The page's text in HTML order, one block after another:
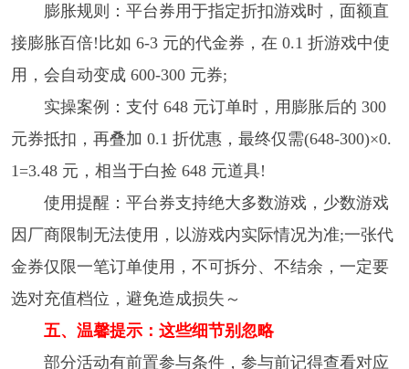
膨胀规则：平台券用于指定折扣游戏时，面额直
接膨胀百倍!比如 6-3 元的代金券，在 0.1 折游戏中使
用，会自动变成 600-300 元券;
实操案例：支付 648 元订单时，用膨胀后的 300
元券抵扣，再叠加 0.1 折优惠，最终仅需(648-300)×0.
1=3.48 元，相当于白捡 648 元道具!
使用提醒：平台券支持绝大多数游戏，少数游戏
因厂商限制无法使用，以游戏内实际情况为准;一张代
金券仅限一笔订单使用，不可拆分、不结余，一定要
选对充值档位，避免造成损失～
五、温馨提示：这些细节别忽略
部分活动有前置参与条件，参与前记得查看对应